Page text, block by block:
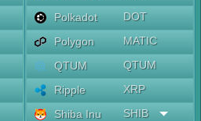
Polkadot
DOT
Polygon
MATIC
QTUM
QTUM
Ripple
XRP
Shiba Inu
SHIB